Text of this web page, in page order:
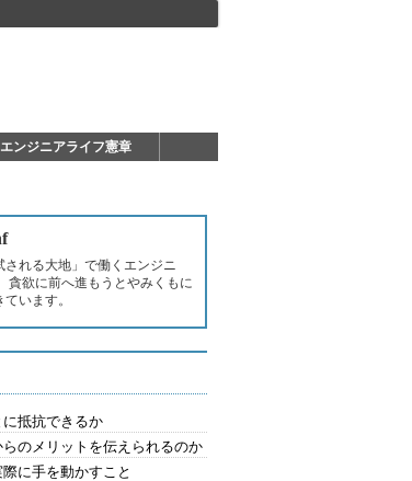
エンジニアライフ憲章
される大地」で働くエンジニ
貪欲に前へ進もうとやみくもに
ています。
抵抗できるか
のメリットを伝えられるのか
に手を動かすこと